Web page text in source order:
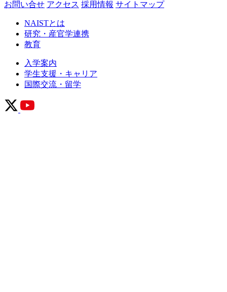
お問い合せ アクセス 採用情報 サイトマップ
NAISTとは
研究・産官学連携
教育
入学案内
学生支援・キャリア
国際交流・留学